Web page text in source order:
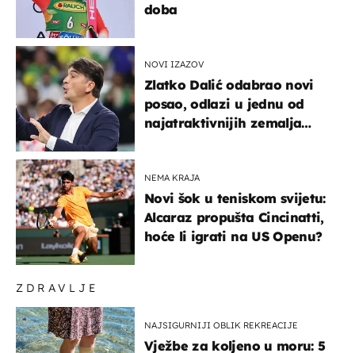
ZDRAVLJE
NAJSIGURNIJI OBLIK REKREACIJE
Vježbe za koljeno u moru: 5
doba
NOVI IZAZOV
Zlatko Dalić odabrao novi
posao, odlazi u jednu od
najatraktivnijih zemalja
NEMA KRAJA
Novi šok u teniskom svijetu:
Alcaraz propušta Cincinatti,
hoće li igrati na US Openu?